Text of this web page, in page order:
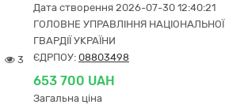
3
Дата створення 2026-07-30 12:40:21
ГОЛОВНЕ УПРАВЛІННЯ НАЦІОНАЛЬНОЇ
ГВАРДІЇ УКРАЇНИ
ЄДРПОУ: 08803498
653 700 UAH
Загальна ціна